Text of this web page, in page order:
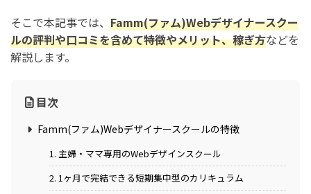
そこで本記事では、 Famm(ファム)Webデザイナースクー
ルの評判や口コミを含めて特徴やメリット、稼ぎ方などを
解説します。
目次
Famm(ファム)Webデザイナースクールの特徴
1. 主婦・ママ専用のWebデザインスクール
2. 1ヶ月で完結できる短期集中型のカリキュラム